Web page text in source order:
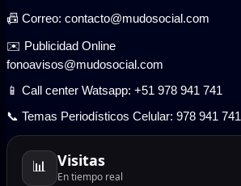
📠 Correo: contacto@mudosocial.com
✉️ Publicidad Online
fonoavisos@mudosocial.com
📱 Call center Watsapp: +51 978 941 741
📞 Temas Periodísticos Celular: 978 941 741
📊 Visitas
En tiempo real